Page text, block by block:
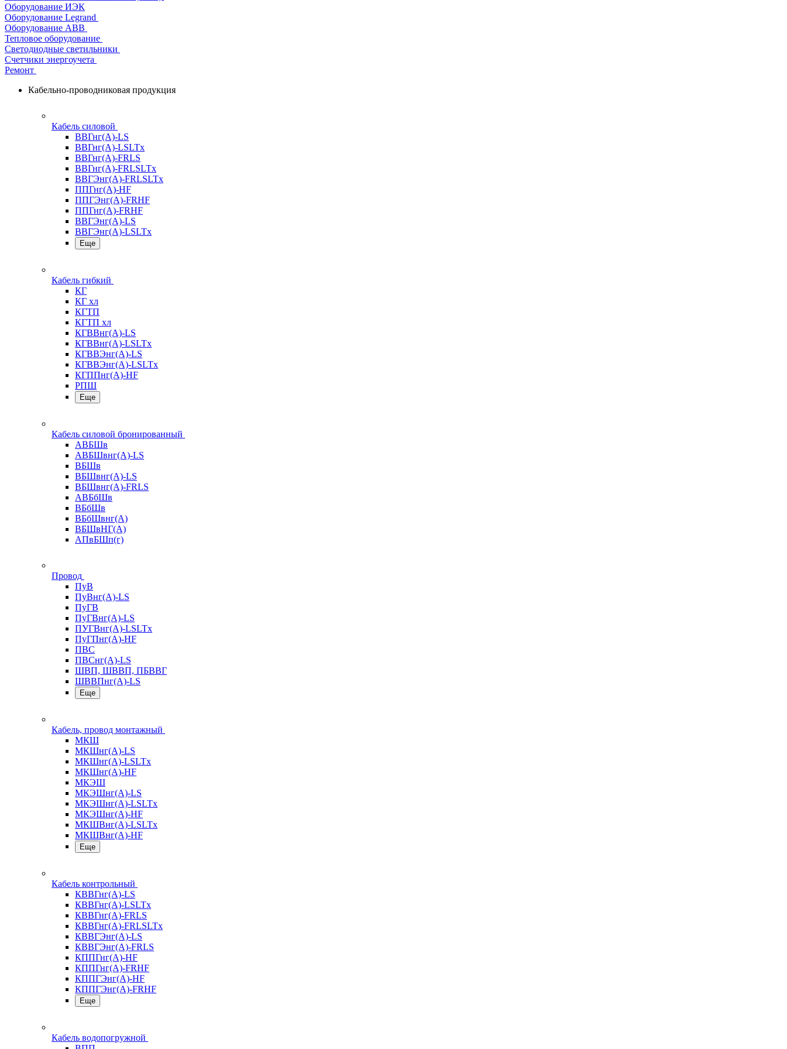
Оборудование ИЭК
Оборудование Legrand
Оборудование АВВ
Тепловое оборудование
Светодиодные светильники
Счетчики энергоучета
Ремонт
Кабельно-проводниковая продукция
Кабель силовой
ВВГнг(А)-LS
ВВГнг(А)-LSLTx
ВВГнг(А)-FRLS
ВВГнг(А)-FRLSLTx
ВВГЭнг(А)-FRLSLTx
ППГнг(А)-HF
ППГЭнг(А)-FRHF
ППГнг(А)-FRHF
ВВГЭнг(А)-LS
ВВГЭнг(А)-LSLTx
Еще
Кабель гибкий
КГ
КГ хл
КГТП
КГТП хл
КГВВнг(А)-LS
КГВВнг(А)-LSLTx
КГВВЭнг(А)-LS
КГВВЭнг(А)-LSLTx
КГППнг(А)-HF
РПШ
Еще
Кабель силовой бронированный
АВБШв
АВБШвнг(А)-LS
ВБШв
ВБШвнг(А)-LS
ВБШвнг(А)-FRLS
АВБбШв
ВБбШв
ВБбШвнг(А)
ВБШвНГ(А)
АПвБШп(г)
Провод
ПуВ
ПуВнг(А)-LS
ПуГВ
ПуГВнг(А)-LS
ПУГВнг(А)-LSLTx
ПуГПнг(А)-HF
ПВС
ПВСнг(А)-LS
ШВП, ШВВП, ПБВВГ
ШВВПнг(А)-LS
Еще
Кабель, провод монтажный
МКШ
МКШнг(А)-LS
МКШнг(А)-LSLTx
МКШнг(А)-HF
МКЭШ
МКЭШнг(А)-LS
МКЭШнг(А)-LSLTx
МКЭШнг(А)-HF
МКШВнг(A)-LSLTx
МКШВнг(А)-HF
Еще
Кабель контрольный
КВВГнг(А)-LS
КВВГнг(А)-LSLTx
КВВГнг(А)-FRLS
КВВГнг(А)-FRLSLTx
КВВГЭнг(А)-LS
КВВГЭнг(А)-FRLS
КППГнг(А)-HF
КППГнг(А)-FRHF
КППГЭнг(А)-HF
КППГЭнг(А)-FRHF
Еще
Кабель водопогружной